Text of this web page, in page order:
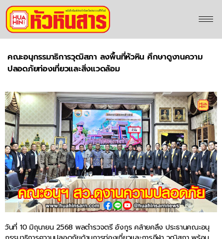
คณะอนุกรรมาธิการวุฒิสภา ลงพื้นที่หัวหิน ศึกษาดูงานความ
ปลอดภัยท่องเที่ยวและสิ่งแวดล้อม
วันที่ 10 มิถุนายน 2568 พลตำรวจตรี อังกูร คล้ายคลึง ประธานคณะอนุ